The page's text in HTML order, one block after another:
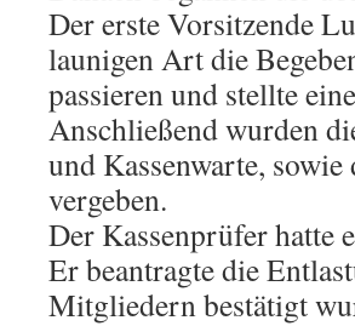
Der erste Vorsitzende
launigen Art die
passieren und stellte
Anschließend wurden
und Kassenwarte,
vergeben.
Der Kassenprüfer hatte
Er beantragte die
Mitgliedern bestätigt